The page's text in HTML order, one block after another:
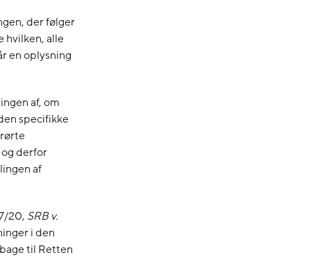
der følger
hvilken, alle
en oplysning
af, om
specifikke
derfor
af
20, SRB v.
i den
til Retten